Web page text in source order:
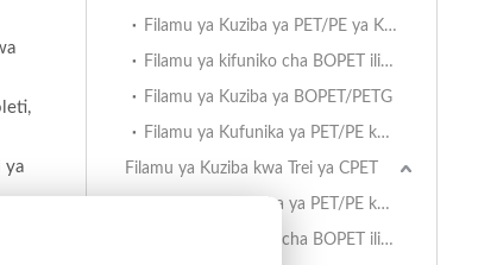
ya
Filamu ya Kuziba ya PET/PE ya Kuzuia Ukungu
Filamu ya kifuniko cha BOPET iliyofunikwa kwa Trei za APET
Filamu ya Kuziba ya BOPET/PETG
Filamu ya Kufunika ya PET/PE kwa Trei za APET
Filamu ya Kuziba kwa Trei ya CPET
Filamu ya Kufunika ya PET/PE kwa Trei za CPET
Filamu ya kifuniko cha BOPET iliyofunikwa kwa Trei za CPET